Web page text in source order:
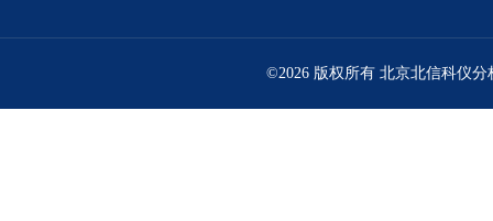
©2026 版权所有 北京北信科仪